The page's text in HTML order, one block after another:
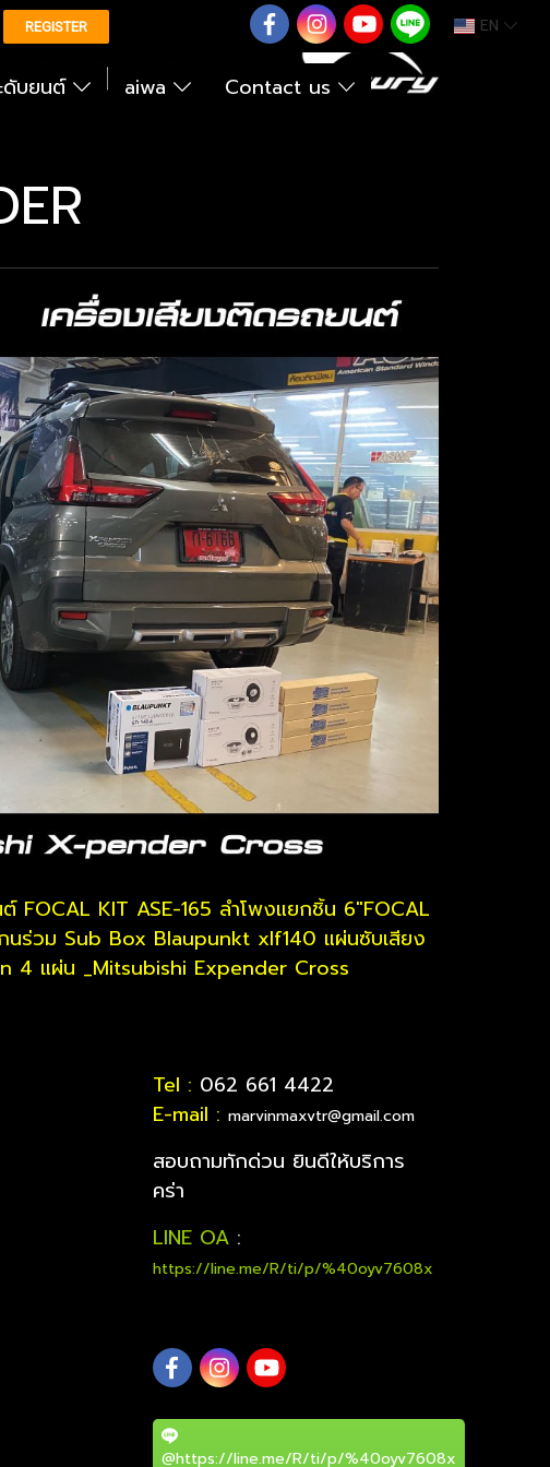
REGISTER EN
ดับยนต์ aiwa Contact us
ต์ FOCAL KIT ASE-165 ลำโพงแยกชิ้น 6"FOCAL
นร่วม Sub Box Blaupunkt xlf140 แผ่นซับเสียง
4 แผ่น _Mitsubishi Expender Cross
Tel : 062 661 4422
E-mail : marvinmaxvtr@gmail.com
สอบถามทักด่วน ยินดีให้บริการ
คร่า
LINE OA:
https://line.me/R/ti/p/%40oyv7608x
@https://line.me/R/ti/p/%40oyv7608x